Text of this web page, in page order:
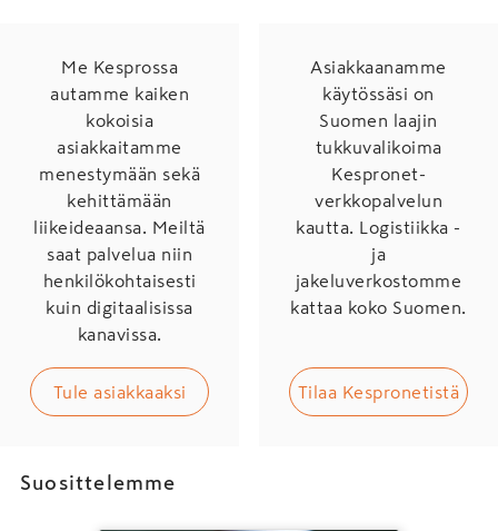
Me Kesprossa
autamme kaiken
kokoisia
asiakkaitamme
menestymään sekä
kehittämään
liikeideaansa. Meiltä
saat palvelua niin
henkilökohtaisesti
kuin digitaalisissa
kanavissa.
Tule asiakkaaksi
Asiakkaanamme
käytössäsi on
Suomen laajin
tukkuvalikoima
Kespronet-
verkkopalvelun
kautta. Logistiikka -
ja
jakeluverkostomme
kattaa koko Suomen.
Tilaa Kespronetistä
Suosittelemme